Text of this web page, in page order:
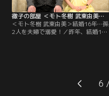
徹子の部屋 ＜モト冬樹 武東由美＞結婚16年…孫2人を夫婦で溺愛！（2026/05/12放送分）
＜モト冬樹 武東由美＞結婚16年…孫
2人を夫婦で溺愛！／昨年、結婚15
娘の父になり、今では娘に子どもが
生まれ、孫2人を溺愛しているとい
6